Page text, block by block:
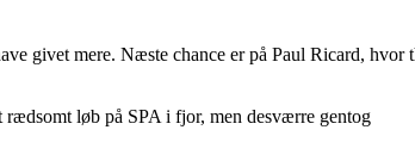
givet mere. Næste chance er på Paul Ricard,
løb på SPA i fjor, men desværre gentog